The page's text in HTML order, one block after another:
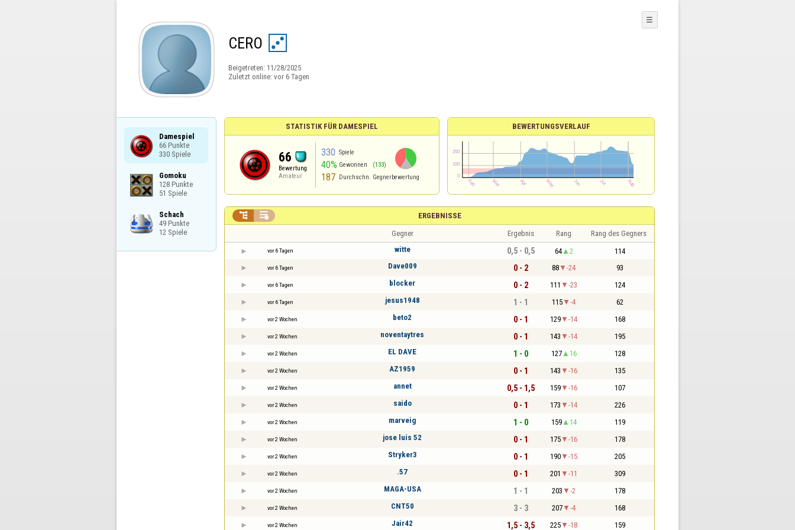
CERO
Beigetreten: 11/28/2025
Zuletzt online: vor 6 Tagen
☰
Damespiel
66 Punkte
330 Spiele
Gomoku
128 Punkte
51 Spiele
Schach
49 Punkte
12 Spiele
STATISTIK FÜR DAMESPIEL
66
Bewertung
Amateur
330 Spiele
40% Gewonnen (133)
187 Durchschn. Gegnerbewertung
BEWERTUNGSVERLAUF
ERGEBNISSE
 
Gegner Ergebnis Rang Rang des Gegners
vor 6 Tagen witte 0,5 - 0,5 64 2 114
vor 6 Tagen Dave009 0 - 2 88 -24 93
vor 6 Tagen blocker 0 - 2 111 -23 124
vor 6 Tagen jesus1948 1 - 1 115 -4 62
vor 2 Wochen beto2 0 - 1 129 -14 168
vor 2 Wochen noventaytres 0 - 1 143 -14 195
vor 2 Wochen EL DAVE 1 - 0 127 16 128
vor 2 Wochen AZ1959 0 - 1 143 -16 135
vor 2 Wochen annet 0,5 - 1,5 159 -16 107
vor 2 Wochen saido 0 - 1 173 -14 226
vor 2 Wochen marveig 1 - 0 159 14 119
vor 2 Wochen jose luis 52 0 - 1 175 -16 178
vor 2 Wochen Stryker3 0 - 1 190 -15 205
vor 2 Wochen .57 0 - 1 201 -11 309
vor 2 Wochen MAGA-USA 1 - 1 203 -2 178
vor 2 Wochen CNT50 3 - 3 207 -4 168
vor 2 Wochen Jair42 1,5 - 3,5 225 -18 159